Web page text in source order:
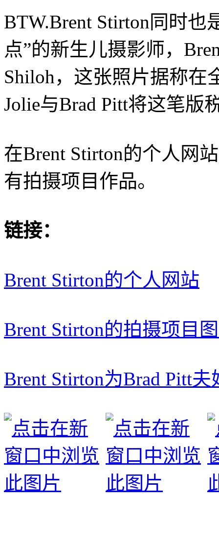
BTW.Brent Stirton同时也
点”的新生儿摄影师，
Shiloh，这张照片据称在
Jolie与Brad Pitt将这笔版
在Brent Stirton的个人网
有拍摄项目作品。
链接：
Brent Stirton的个人网站
Brent Stirton的拍摄项目
Brent Stirton为Brad Pitt